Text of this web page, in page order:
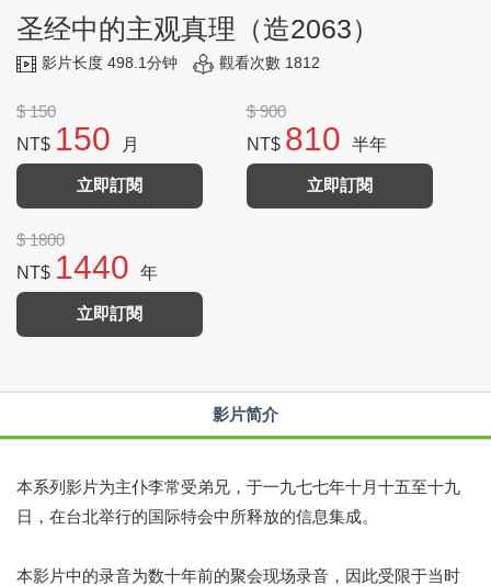
圣经中的主观真理（造2063）
影片长度 498.1分钟 觀看次數 1812
$ 150
NT$ 150 月
立即訂閱
$ 900
NT$ 810 半年
立即訂閱
$ 1800
NT$ 1440 年
立即訂閱
影片简介
本系列影片为主仆李常受弟兄，于一九七七年十月十五至十九
日，在台北举行的国际特会中所释放的信息集成。
本影片中的录音为数十年前的聚会现场录音，因此受限于当时